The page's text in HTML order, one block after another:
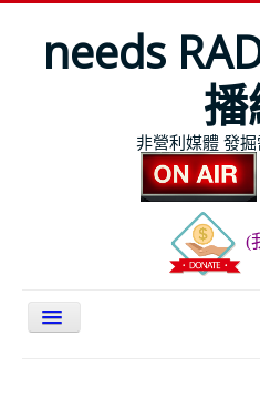
needs
非營利媒體 發
(